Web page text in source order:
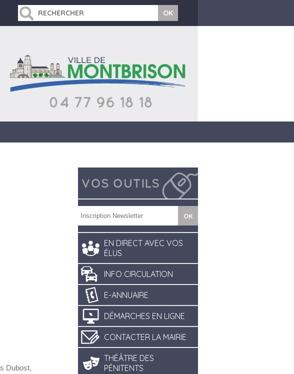
Dubost,
EN DIRECT AVEC VOS
ÉLUS
INFO CIRCULATION
E-ANNUAIRE
DÉMARCHES EN LIGNE
CONTACTER LA MAIRIE
THÉÂTRE DES
PÉNITENTS